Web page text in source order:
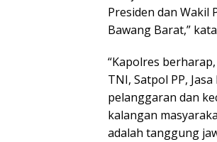
Presiden dan Wakil
Bawang Barat,”
“Kapolres
TNI, Satpol PP,
pelanggaran dan
kalangan
adalah tanggung